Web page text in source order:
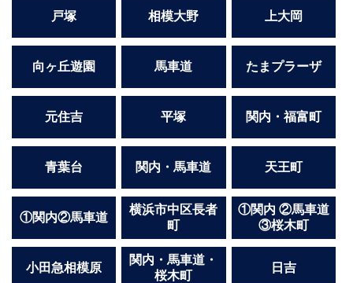
戸塚 相模大野 上大岡
向ヶ丘遊園 馬車道 たまプラーザ
元住吉 平塚 関内・福富町
青葉台 関内・馬車道 天王町
①関内②馬車道
横浜市中区長者
町
①関内 ②馬車道
③桜木町
小田急相模原
関内・馬車道・
桜木町
日吉
茨城県
群馬県
高崎 館林
該当求人 0 選択した内容で設定